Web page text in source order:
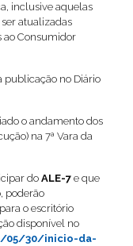
inclusive aquelas
atualizadas
ao Consumidor
publicação no Diário
o andamento dos
na 7ª Vara da
do ALE-7e que
poderão
o escritório
disponível no
05/30/inicio-da-